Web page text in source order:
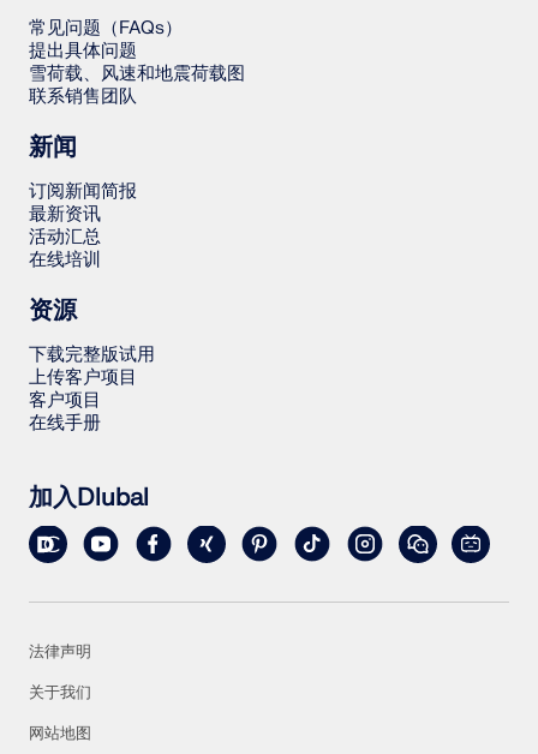
常见问题（FAQs）
提出具体问题
雪荷载、风速和地震荷载图
联系销售团队
新闻
订阅新闻简报
最新资讯
活动汇总
在线培训
资源
下载完整版试用
上传客户项目
客户项目
在线手册
加入Dlubal
法律声明
关于我们
网站地图